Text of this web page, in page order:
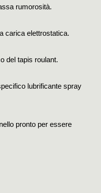
rumorosità.
carica elettrostatica.
del tapis roulant.
lubrificante spray
pronto per essere